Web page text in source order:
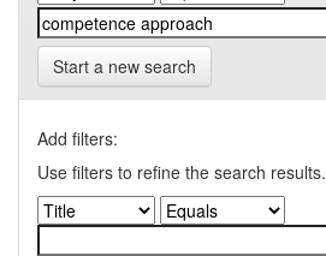
Start a new search
Add filters:
Use filters to refine the search results.